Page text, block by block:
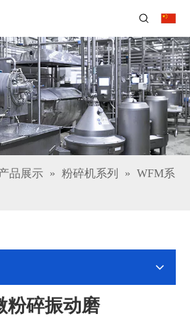
品展示 » 粉碎机系列 » WFM系
粉碎振动磨